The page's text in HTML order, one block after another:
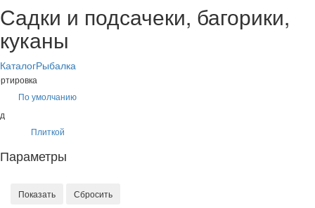
Садки и подсачеки, багорики,
куканы
КаталогРыбалка
По умолчанию
Плиткой
Параметры